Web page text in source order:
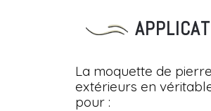
La moquette de
extérieurs en
pour :